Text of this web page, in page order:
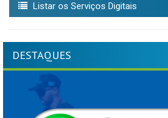
Listar os Serviços Digitais
DESTAQUES